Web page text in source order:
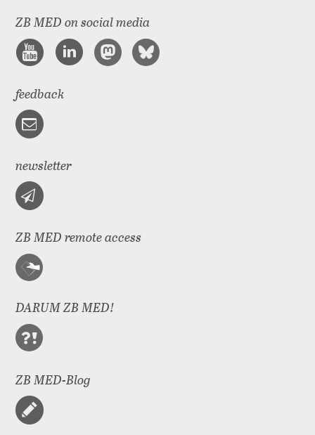
ZB MED on social media
feedback
newsletter
ZB MED remote access
DARUM ZB MED!
ZB MED-Blog